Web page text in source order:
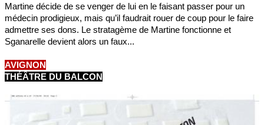
Martine décide de se venger de lui en le faisant passer pour un
médecin prodigieux, mais qu’il faudrait rouer de coup pour le faire
admettre ses dons. Le stratagème de Martine fonctionne et
Sganarelle devient alors un faux...
AVIGNON
THÉÂTRE DU BALCON